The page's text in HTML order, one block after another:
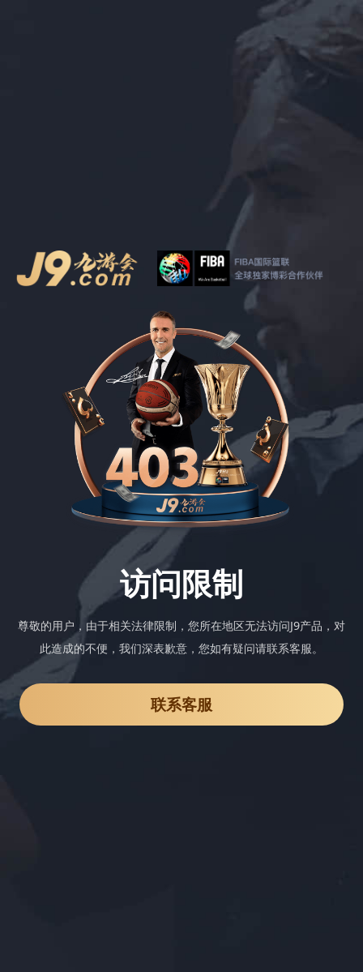
访问限制
尊敬的用户，由于相关法律限制，您所在地区无法访问J9产品，对
此造成的不便，我们深表歉意，您如有疑问请联系客服。
联系客服